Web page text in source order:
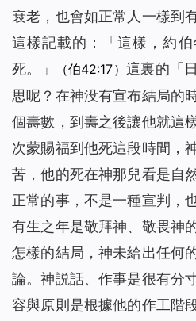
衰老，也會如正常人一樣到
這樣記載的：「這樣，約
死。」
（伯42:17）這裏的「
思呢？在神没有宣布結局的
個壽數，到壽之後讓他就這
次蒙賜福到他死這段時間，
苦，他的死在神那兒看是自
正常的事，不是一種宣判，
有生之年是敬拜神、敬畏神
怎樣的結局，神未給出任何
論。神説話、作事是很有分
容與原則是根據他的作工階